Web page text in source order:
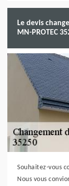
Le devis
MN-PROTEC
Souhaitez-vous
Nous vous